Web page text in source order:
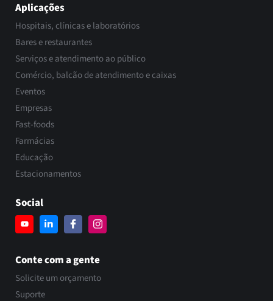
Aplicações
Hospitais, clínicas e laboratórios
Bares e restaurantes
Serviços e atendimento ao público
Comércio, balcão de atendimento e caixas
Eventos
Empresas
Fast-foods
Farmácias
Educação
Estacionamentos
Social
Conte com a gente
Solicite um orçamento
Suporte